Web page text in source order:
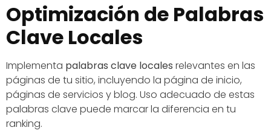
Optimización de Palabras
Clave Locales
Implementa palabras clave locales relevantes en las
páginas de tu sitio, incluyendo la página de inicio,
páginas de servicios y blog. Uso adecuado de estas
palabras clave puede marcar la diferencia en tu
ranking.